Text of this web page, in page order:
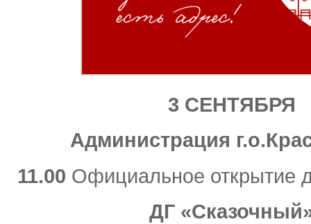
3 СЕНТЯБРЯ
Администрация
11.00 Официальное открытие
ДГ